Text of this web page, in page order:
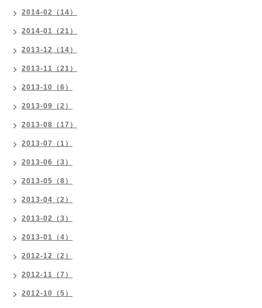
2014-02（14）
2014-01（21）
2013-12（14）
2013-11（21）
2013-10（6）
2013-09（2）
2013-08（17）
2013-07（1）
2013-06（3）
2013-05（8）
2013-04（2）
2013-02（3）
2013-01（4）
2012-12（2）
2012-11（7）
2012-10（5）